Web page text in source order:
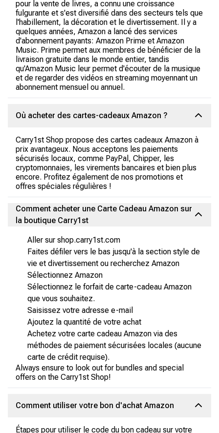
pour la vente de livres, a connu une croissance
fulgurante et s'est diversifié dans des secteurs tels que
l'habillement, la décoration et le divertissement. Il y a
quelques années, Amazon a lancé des services
d'abonnement payants: Amazon Prime et Amazon
Music. Prime permet aux membres de bénéficier de la
livraison gratuite dans le monde entier, tandis
qu'Amazon Music leur permet d'écouter de la musique
et de regarder des vidéos en streaming moyennant un
abonnement mensuel ou annuel.
Où acheter des cartes-cadeaux Amazon ?
Carry1st Shop propose des cartes cadeaux Amazon à
prix avantageux. Nous acceptons les paiements
sécurisés locaux, comme PayPal, Chipper, les
cryptomonnaies, les virements bancaires et bien plus
encore. Profitez également de nos promotions et
offres spéciales régulières !
Comment acheter une Carte Cadeau Amazon sur
la boutique Carry1st
Aller sur shop.carry1st.com
Faites défiler vers le bas jusqu'à la section style de
vie et divertissement ou recherchez Amazon
Sélectionnez Amazon
Sélectionnez le forfait de carte-cadeau Amazon
que vous souhaitez.
Saisissez votre adresse e-mail
Ajoutez la quantité de votre achat
Achetez votre carte cadeau Amazon via des
méthodes de paiement sécurisées locales (aucune
carte de crédit requise).
Always ensure to look out for bundles and special
offers on the Carry1st Shop!
Comment utiliser votre bon d'achat Amazon
Étapes pour utiliser le code du bon cadeau sur votre